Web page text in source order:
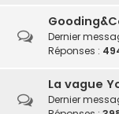
Dernier
Réponses :
La vague
Dernier